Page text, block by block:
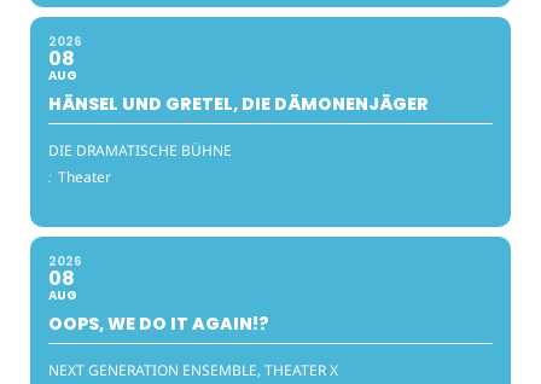
2026
08
AUG
HÄNSEL UND GRETEL, DIE DÄMONENJÄGER
DIE DRAMATISCHE BÜHNE
: Theater
2026
08
AUG
OOPS, WE DO IT AGAIN!?
NEXT GENERATION ENSEMBLE, THEATER X